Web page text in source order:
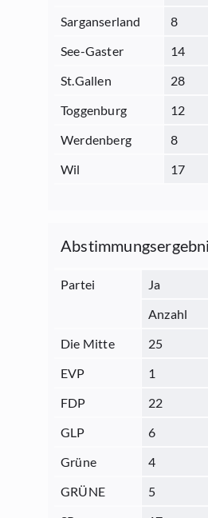
Sarganserland
8
See-Gaster
14
St.Gallen
28
Toggenburg
12
Werdenberg
8
Wil
17
Partei Ja
Anzahl
Die Mitte
25
EVP
1
FDP
22
GLP
6
Grüne
4
GRÜNE
5